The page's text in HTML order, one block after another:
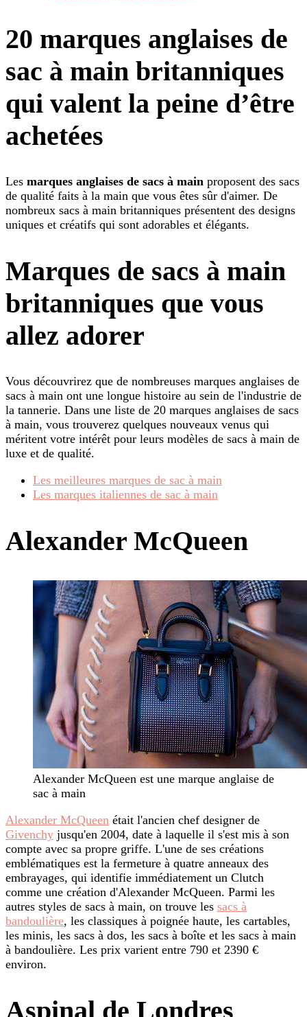
20 marques anglaises de
sac à main britanniques
qui valent la peine d’être
achetées
Les marques anglaises de sacs à main proposent des sacs
de qualité faits à la main que vous êtes sûr d'aimer. De
nombreux sacs à main britanniques présentent des designs
uniques et créatifs qui sont adorables et élégants.
Marques de sacs à main
britanniques que vous
allez adorer
Vous découvrirez que de nombreuses marques anglaises de
sacs à main ont une longue histoire au sein de l'industrie de
la tannerie. Dans une liste de 20 marques anglaises de sacs
à main, vous trouverez quelques nouveaux venus qui
méritent votre intérêt pour leurs modèles de sacs à main de
luxe et de qualité.
Les meilleures marques de sac à main
Les marques italiennes de sac à main
Alexander McQueen
Alexander McQueen est une marque anglaise de
sac à main
Alexander McQueen était l'ancien chef designer de
Givenchy jusqu'en 2004, date à laquelle il s'est mis à son
compte avec sa propre griffe. L'une de ses créations
emblématiques est la fermeture à quatre anneaux des
embrayages, qui identifie immédiatement un Clutch
comme une création d'Alexander McQueen. Parmi les
autres styles de sacs à main, on trouve les sacs à
bandoulière, les classiques à poignée haute, les cartables,
les minis, les sacs à dos, les sacs à boîte et les sacs à main
à bandoulière. Les prix varient entre 790 et 2390 €
environ.
Aspinal de Londres